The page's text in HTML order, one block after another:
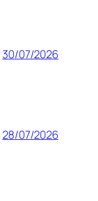
30/07/2026
28/07/2026